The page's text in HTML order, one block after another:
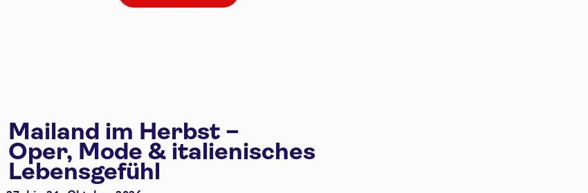
Mailand im Herbst –
Oper, Mode & italienisches
Lebensgefühl